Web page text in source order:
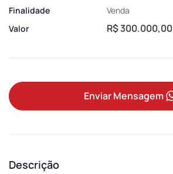
Finalidade
Venda
Valor
R$ 300.000,00
Enviar Mensagem
Descrição